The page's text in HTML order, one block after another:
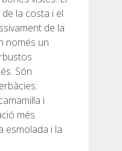
de la costa i el
de la
només un
Són
i
més
esmolada i la